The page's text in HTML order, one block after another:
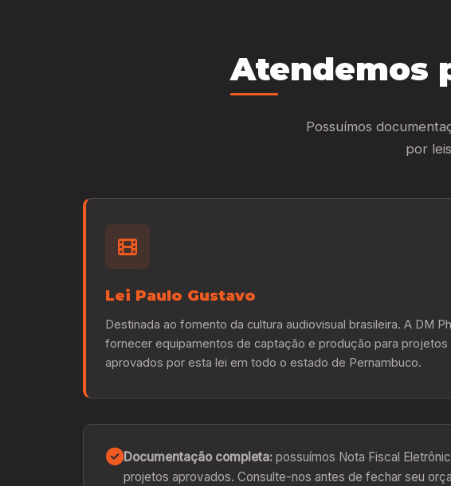
Atendemos
Possuímos
por
Lei Paulo Gustavo
Destinada ao fomento da cultura audiovisual brasileira. A DM
fornecer equipamentos de captação e produção para projetos
aprovados por esta lei em todo o estado de Pernambuco.
Documentação completa: possuímos Nota Fiscal
projetos aprovados. Consulte-nos antes de fechar seu